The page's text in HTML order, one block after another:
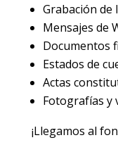
Grabación de
Mensajes de
Documentos
Estados de
Actas
Fotografías y
¡Llegamos al